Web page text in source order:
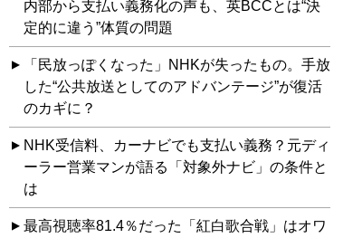
内部から支払い義務化の声も、英BCCとは“決
定的に違う”体質の問題
「民放っぽくなった」NHKが失ったもの。手放
した“公共放送としてのアドバンテージ”が復活
のカギに？
NHK受信料、カーナビでも支払い義務？元ディ
ーラー営業マンが語る「対象外ナビ」の条件と
は
最高視聴率81.4％だった「紅白歌合戦」はオワ